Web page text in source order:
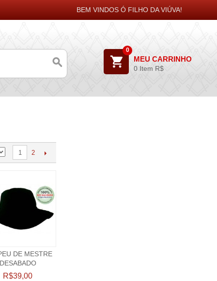
BEM VINDOS Ó FILHO DA VIÚVA!
0
MEU CARRINHO
0 Item R$
1 2
DE MESTRE
DESABADO
R$39,00